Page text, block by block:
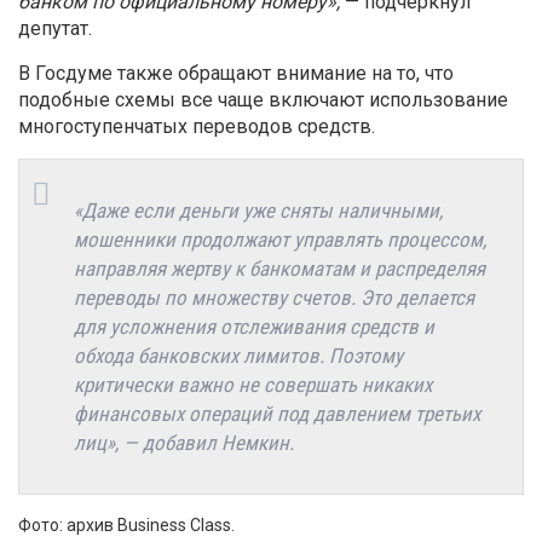
депутат.
В Госдуме также обращают внимание на то, что
подобные схемы все чаще включают использование
многоступенчатых переводов средств.
«Даже если деньги уже сняты наличными,
мошенники продолжают управлять процессом,
направляя жертву к банкоматам и распределяя
переводы по множеству счетов. Это делается
для усложнения отслеживания средств и
обхода банковских лимитов. Поэтому
критически важно не совершать никаких
финансовых операций под давлением третьих
лиц», — добавил Немкин.
Фото: архив Business Class.